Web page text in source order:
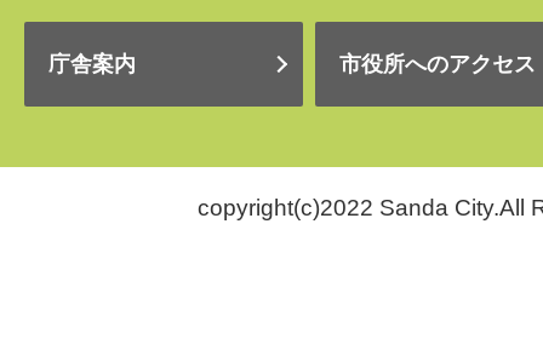
庁舎案内 市役所へのアクセス
copyright(c)2022 Sanda City.All